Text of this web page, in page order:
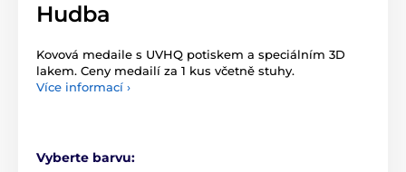
Hudba
Kovová medaile s UVHQ potiskem a speciálním 3D
lakem. Ceny medailí za 1 kus včetně stuhy.
Více informací ›
Vyberte barvu: